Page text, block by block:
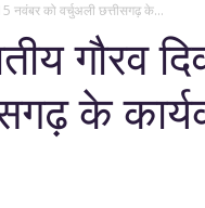
नवंबर को वर्चुअली छत्तीसगढ़ के...
गौरव
के